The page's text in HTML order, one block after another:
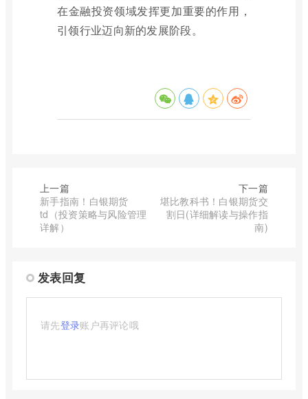
在金融投资领域发挥更加重要的作用，
引领行业迈向新的发展阶段。
上一篇
新手指南！白银期货
td（投资策略与风险管理
详解）
下一篇
堪比教科书！白银期货交
割日(详细解读与操作指
南)
发表回复
请先登录账户再评论哦